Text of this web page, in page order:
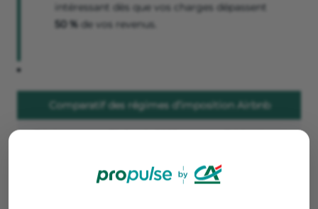
intéressant dès que vos charges dépassent
50 % de vos revenus.
Comparatif des régimes d’imposition Airbnb
15 000 €/an
Abattement